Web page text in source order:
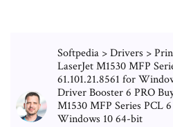
Softpedia > Drivers >
LaserJet M1530 MFP
61.101.21.8561 for
Driver Booster 6 PRO
M1530 MFP Series PCL
Windows 10 64-bit